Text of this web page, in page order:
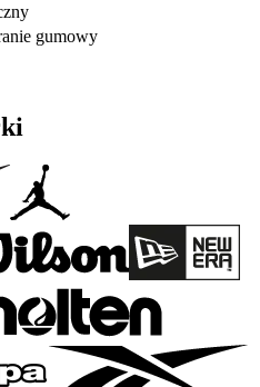
gumowy